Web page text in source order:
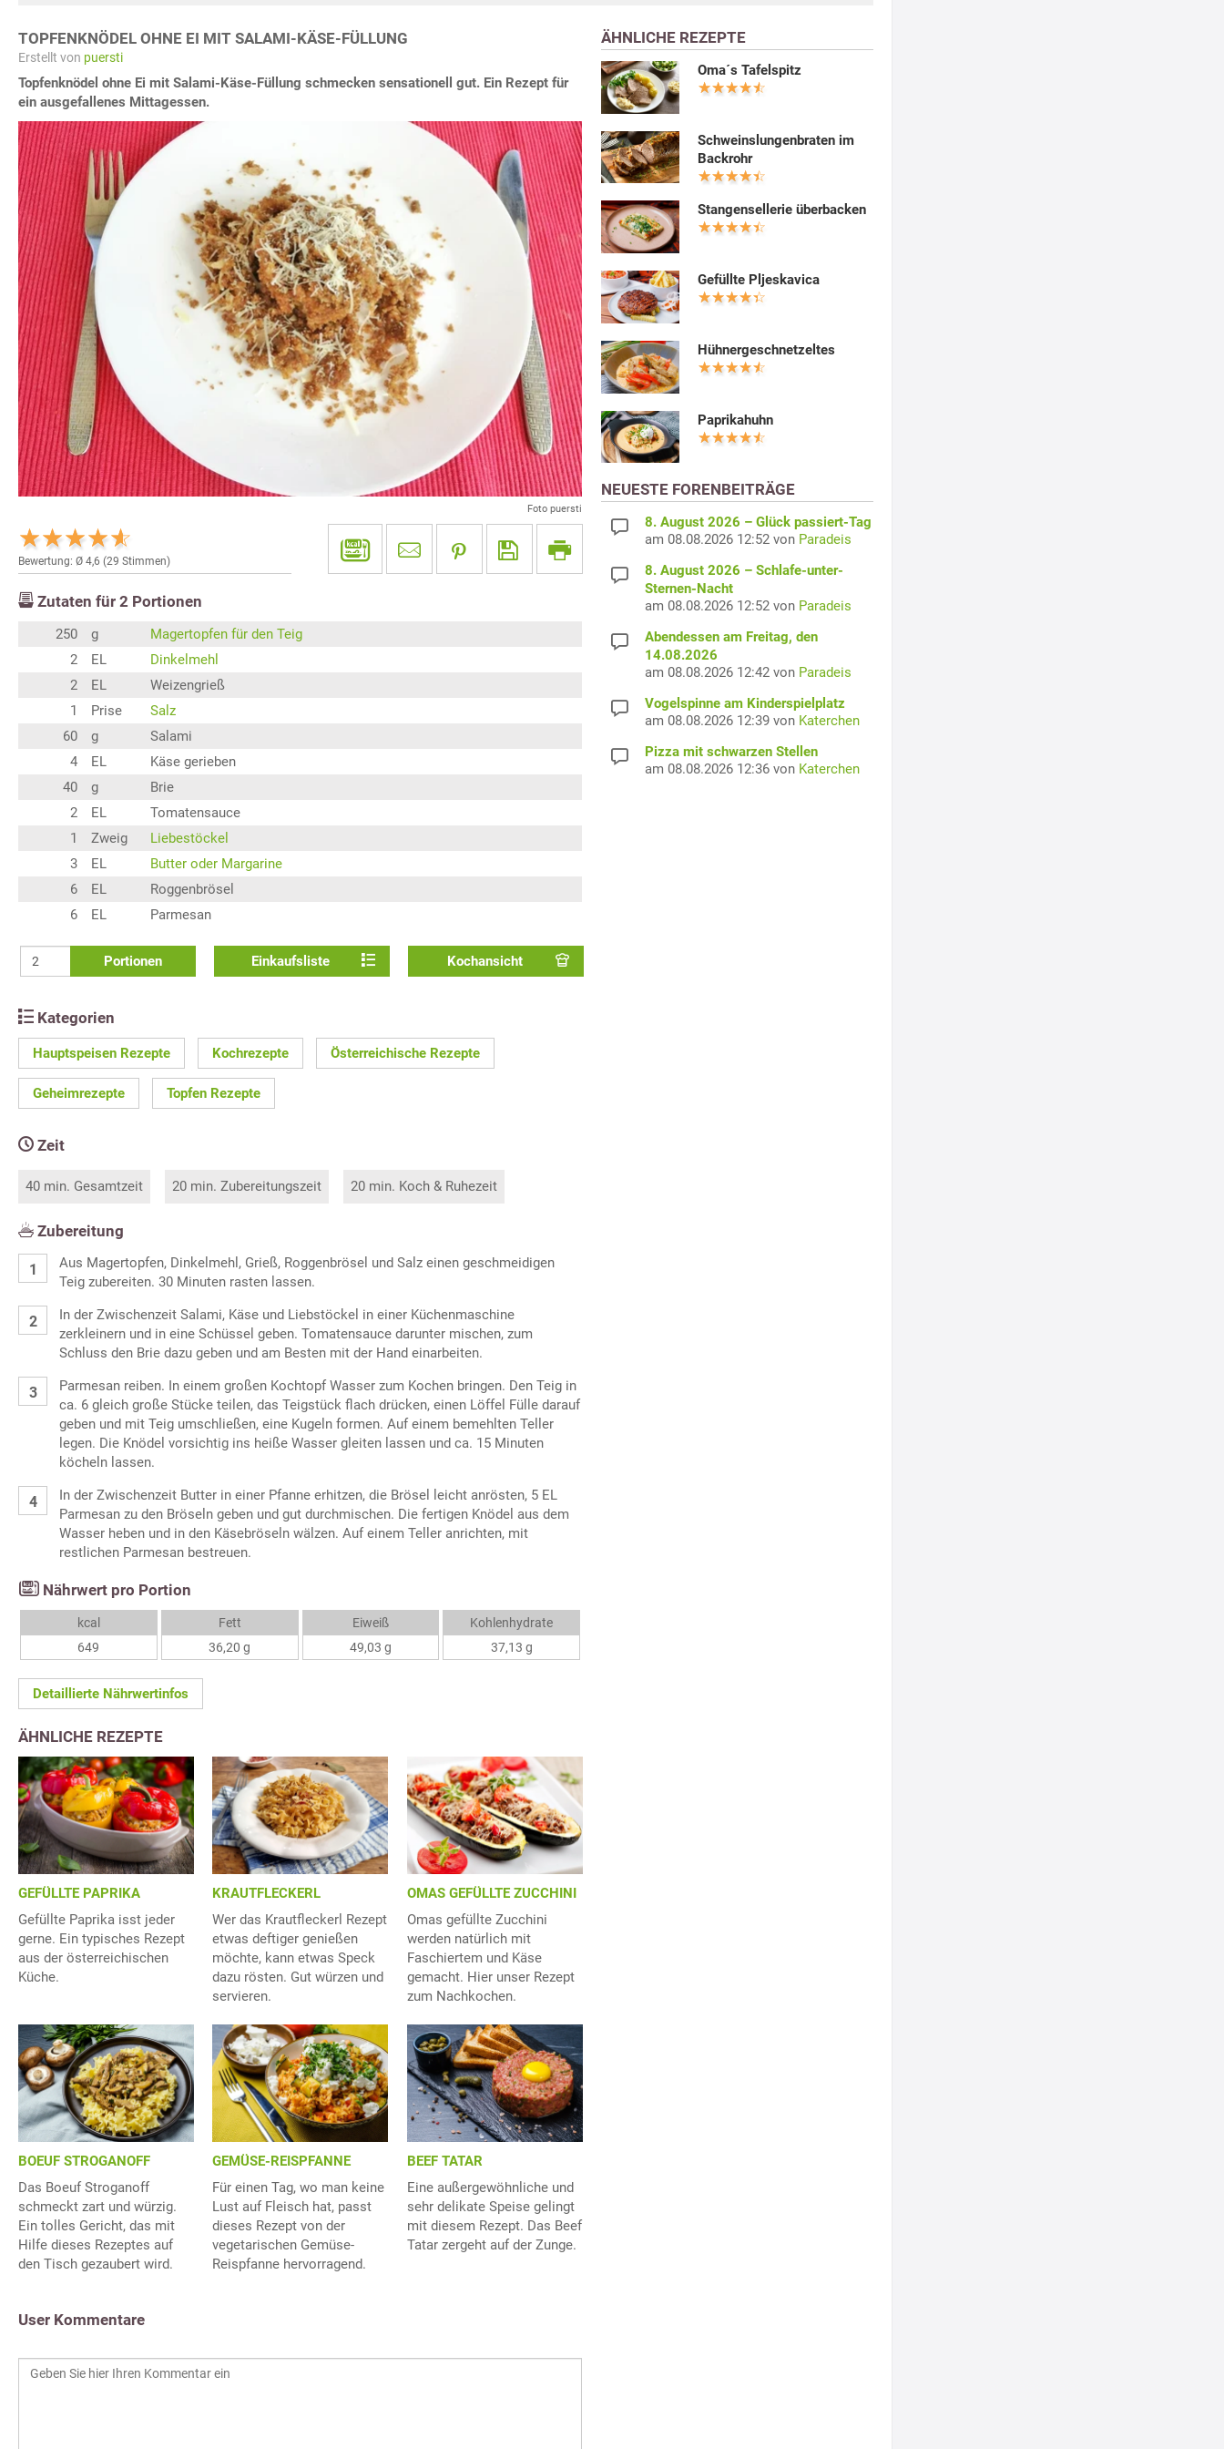
TOPFENKNÖDEL OHNE EI MIT SALAMI-KÄSE-FÜLLUNG
Erstellt von puersti
Topfenknödel ohne Ei mit Salami-Käse-Füllung schmecken sensationell gut. Ein Rezept für
ein ausgefallenes Mittagessen.
Foto puersti
Bewertung: Ø 4,6 (29 Stimmen)
Zutaten für 2 Portionen
250 g
Magertopfen für den Teig
2
EL
Dinkelmehl
2
EL
Weizengrieß
1
Prise
Salz
60
g
Salami
4
EL
Käse gerieben
40
g
Brie
2
EL
Tomatensauce
1
Zweig
Liebestöckel
3
EL
Butter oder Margarine
6
EL
Roggenbrösel
6
EL Parmesan
Portionen Einkaufsliste Kochansicht
Kategorien
Hauptspeisen Rezepte Kochrezepte Österreichische Rezepte
Geheimrezepte Topfen Rezepte
Zeit
40 min. Gesamtzeit 20 min. Zubereitungszeit 20 min. Koch & Ruhezeit
Zubereitung
Aus Magertopfen, Dinkelmehl, Grieß, Roggenbrösel und Salz einen geschmeidigen
Teig zubereiten. 30 Minuten rasten lassen.
In der Zwischenzeit Salami, Käse und Liebstöckel in einer Küchenmaschine
zerkleinern und in eine Schüssel geben. Tomatensauce darunter mischen, zum
Schluss den Brie dazu geben und am Besten mit der Hand einarbeiten.
Parmesan reiben. In einem großen Kochtopf Wasser zum Kochen bringen. Den Teig in
ca. 6 gleich große Stücke teilen, das Teigstück flach drücken, einen Löffel Fülle darauf
geben und mit Teig umschließen, eine Kugeln formen. Auf einem bemehlten Teller
legen. Die Knödel vorsichtig ins heiße Wasser gleiten lassen und ca. 15 Minuten
köcheln lassen.
In der Zwischenzeit Butter in einer Pfanne erhitzen, die Brösel leicht anrösten, 5 EL
Parmesan zu den Bröseln geben und gut durchmischen. Die fertigen Knödel aus dem
Wasser heben und in den Käsebröseln wälzen. Auf einem Teller anrichten, mit
restlichen Parmesan bestreuen.
Nährwert pro Portion
kcal
649
Fett
36,20 g
Eiweiß
49,03 g
Kohlenhydrate
37,13 g
Detaillierte Nährwertinfos
ÄHNLICHE REZEPTE
GEFÜLLTE PAPRIKA
Gefüllte Paprika isst jeder
gerne. Ein typisches Rezept
aus der österreichischen
Küche.
KRAUTFLECKERL
Wer das Krautfleckerl Rezept
etwas deftiger genießen
möchte, kann etwas Speck
dazu rösten. Gut würzen und
servieren.
OMAS GEFÜLLTE ZUCCHINI
Omas gefüllte Zucchini
werden natürlich mit
Faschiertem und Käse
gemacht. Hier unser Rezept
zum Nachkochen.
BOEUF STROGANOFF
Das Boeuf Stroganoff
schmeckt zart und würzig.
Ein tolles Gericht, das mit
Hilfe dieses Rezeptes auf
den Tisch gezaubert wird.
GEMÜSE-REISPFANNE
Für einen Tag, wo man keine
Lust auf Fleisch hat, passt
dieses Rezept von der
vegetarischen Gemüse-
Reispfanne hervorragend.
BEEF TATAR
Eine außergewöhnliche und
sehr delikate Speise gelingt
mit diesem Rezept. Das Beef
Tatar zergeht auf der Zunge.
User Kommentare
ÄHNLICHE REZEPTE
Oma´s Tafelspitz
Schweinslungenbraten im
Backrohr
Stangensellerie überbacken
Gefüllte Pljeskavica
Hühnergeschnetzeltes
Paprikahuhn
NEUESTE FORENBEITRÄGE
8. August 2026 – Glück passiert-Tag
am 08.08.2026 12:52 von Paradeis
8. August 2026 – Schlafe-unter-
Sternen-Nacht
am 08.08.2026 12:52 von Paradeis
Abendessen am Freitag, den
14.08.2026
am 08.08.2026 12:42 von Paradeis
Vogelspinne am Kinderspielplatz
am 08.08.2026 12:39 von Katerchen
Pizza mit schwarzen Stellen
am 08.08.2026 12:36 von Katerchen